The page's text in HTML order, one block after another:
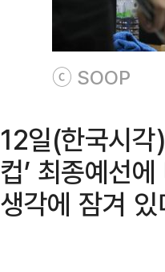
ⓒ SOOP
12일(한국시
컵’ 최종예선
생각에 잠겨 있